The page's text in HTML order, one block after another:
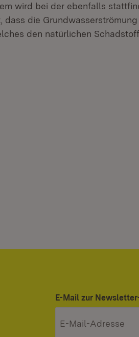
wird bei der ebenfalls
die Grundwasserströ­mung
den natürlichen
E-Mail zur